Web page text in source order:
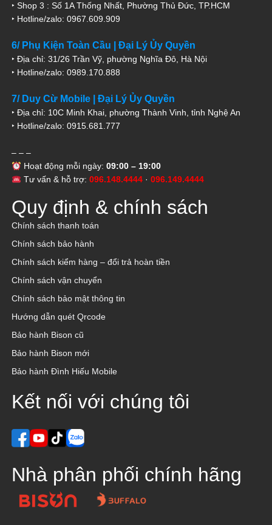
‣ Shop 3 : Số 1A Thống Nhất, Phường Thủ Đức, TP.HCM
‣ Hotline/zalo: 0967.609.909
6/ Phụ Kiện Toàn Cầu | Đại Lý Ủy Quyền
‣ Địa chỉ: 31/26 Trần Vỹ, phường Nghĩa Đô, Hà Nội
‣ Hotline/zalo: 0989.170.888
7/ Duy Cừ Mobile | Đại Lý Ủy Quyền
‣ Địa chỉ: 10C Minh Khai, phường Thành Vinh, tỉnh Nghệ An
‣ Hotline/zalo: 0915.681.777
– – –
Hoạt động mỗi ngày: 09:00 – 19:00
Tư vấn & hỗ trợ: 096.148.4444· 096.149.4444
Quy định & chính sách
Chính sách thanh toán
Chính sách bảo hành
Chính sách kiểm hàng – đổi trả hoàn tiền
Chính sách vận chuyển
Chính sách bảo mật thông tin
Hướng dẫn quét Qrcode
Bảo hành Bison cũ
Bảo hành Bison mới
Bảo hành Đình Hiếu Mobile
Kết nối với chúng tôi
Nhà phân phối chính hãng